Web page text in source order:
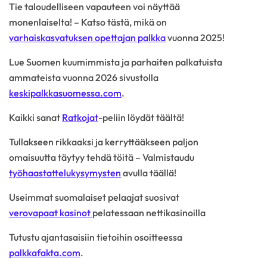
Tie taloudelliseen vapauteen voi näyttää
monenlaiselta! – Katso tästä, mikä on
varhaiskasvatuksen opettajan palkkavuonna 2025!
Lue Suomen kuumimmista ja parhaiten palkatuista
ammateista vuonna 2026 sivustolla
keskipalkkasuomessa.com.
Kaikki sanat Ratkojat-peliin löydät täältä!
Tullakseen rikkaaksi ja kerryttääkseen paljon
omaisuutta täytyy tehdä töitä – Valmistaudu
työhaastattelukysymysten avulla täällä!
Useimmat suomalaiset pelaajat suosivat
verovapaat kasinot pelatessaan nettikasinoilla
Tutustu ajantasaisiin tietoihin osoitteessa
palkkafakta.com.